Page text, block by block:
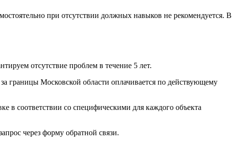
при отсутствии должных навыков не рекомендуется. В
отсутствие проблем в течение 5 лет.
границы Московской области оплачивается по действующему
в соответствии со специфическими для каждого объекта
через форму обратной связи.